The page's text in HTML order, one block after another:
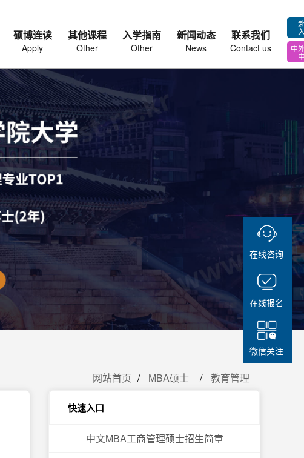
硕博连读
Apply
其他课程
Other
入学指南
Other
新闻动态
News
联系我们
Contact us
中
网站首页 MBA硕士 教育管理
快速入口
中文MBA工商管理硕士招生简章
在线咨询
在线报名
微信关注